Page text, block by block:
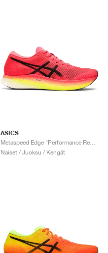
ASICS
Naiset / Juoksu / Kengät